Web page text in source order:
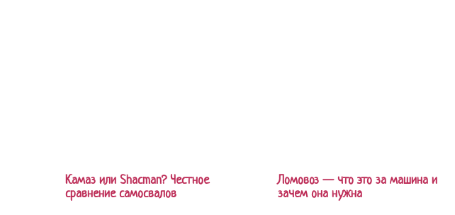
Камаз или Shacman? Честное
сравнение самосвалов
Ломовоз — что это за машина и
зачем она нужна